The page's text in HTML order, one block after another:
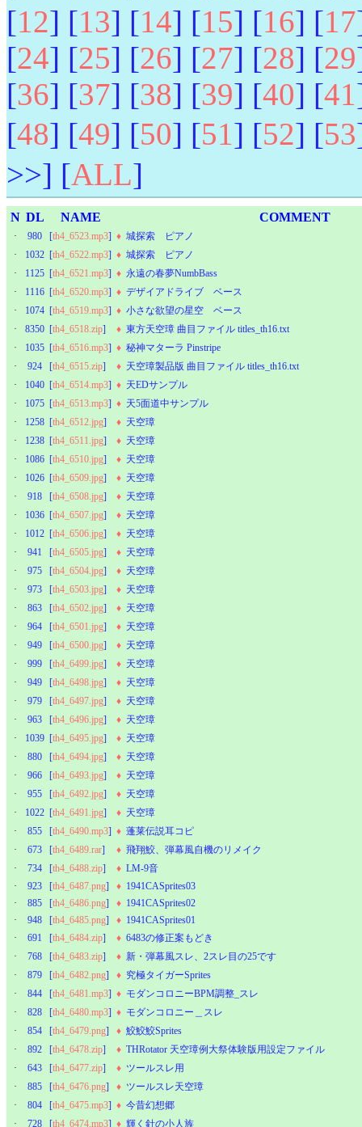
[12] [13] [14] [15] [16] [17
[24] [25] [26] [27] [28] [29
[36] [37] [38] [39] [40] [41
[48] [49] [50] [51] [52] [53
>>] [ALL]
N DL NAME COMMENT
· 980 [th4_6523.mp3] ♦ 城探索 ピアノ
·
1032 [th4_6522.mp3] ♦ 城探索 ピアノ
·
1125 [th4_6521.mp3] ♦ 永遠の春夢NumbBass
·
1116 [th4_6520.mp3] ♦ デザイアドライブ ベース
·
1074 [th4_6519.mp3] ♦ 小さな欲望の星空 ベース
·
8350 [th4_6518.zip] ♦ 東方天空璋 曲目ファイル titles_th16.txt
·
1035 [th4_6516.mp3] ♦ 秘神マターラ Pinstripe
·
924 [th4_6515.zip] ♦ 天空璋製品版 曲目ファイル titles_th16.txt
·
1040 [th4_6514.mp3] ♦ 天EDサンプル
·
1075 [th4_6513.mp3] ♦ 天5面道中サンプル
·
1258 [th4_6512.jpg] ♦ 天空璋
·
1238 [th4_6511.jpg] ♦ 天空璋
·
1086 [th4_6510.jpg] ♦ 天空璋
·
1026 [th4_6509.jpg] ♦ 天空璋
·
918 [th4_6508.jpg] ♦ 天空璋
·
1036 [th4_6507.jpg] ♦ 天空璋
·
1012 [th4_6506.jpg] ♦ 天空璋
·
941 [th4_6505.jpg] ♦ 天空璋
·
975 [th4_6504.jpg] ♦ 天空璋
·
973 [th4_6503.jpg] ♦ 天空璋
·
863 [th4_6502.jpg] ♦ 天空璋
·
964 [th4_6501.jpg] ♦ 天空璋
·
949 [th4_6500.jpg] ♦ 天空璋
·
999 [th4_6499.jpg] ♦ 天空璋
·
949 [th4_6498.jpg] ♦ 天空璋
·
979 [th4_6497.jpg] ♦ 天空璋
·
963 [th4_6496.jpg] ♦ 天空璋
·
1039 [th4_6495.jpg] ♦ 天空璋
·
880 [th4_6494.jpg] ♦ 天空璋
·
966 [th4_6493.jpg] ♦ 天空璋
·
955 [th4_6492.jpg] ♦ 天空璋
·
1022 [th4_6491.jpg] ♦ 天空璋
·
855 [th4_6490.mp3] ♦ 蓬莱伝説耳コピ
·
673 [th4_6489.rar] ♦ 飛翔鮫、弾幕風自機のリメイク
·
734 [th4_6488.zip] ♦ LM-9音
·
923 [th4_6487.png] ♦ 1941CASprites03
·
885 [th4_6486.png] ♦ 1941CASprites02
·
948 [th4_6485.png] ♦ 1941CASprites01
·
691 [th4_6484.zip] ♦ 6483の修正案もどき
·
768 [th4_6483.zip] ♦ 新・弾幕風スレ、2スレ目の25です
·
879 [th4_6482.png] ♦ 究極タイガーSprites
·
844 [th4_6481.mp3] ♦ モダンコロニーBPM調整_スレ
·
828 [th4_6480.mp3] ♦ モダンコロニー＿スレ
·
854 [th4_6479.png] ♦ 鮫鮫鮫Sprites
·
892 [th4_6478.zip] ♦ THRotator 天空璋例大祭体験版用設定ファイル
·
643 [th4_6477.zip] ♦ ツールスレ用
·
885 [th4_6476.png] ♦ ツールスレ天空璋
·
804 [th4_6475.mp3] ♦ 今昔幻想郷
·
728 [th4_6474.mp3] ♦ 輝く針の小人族